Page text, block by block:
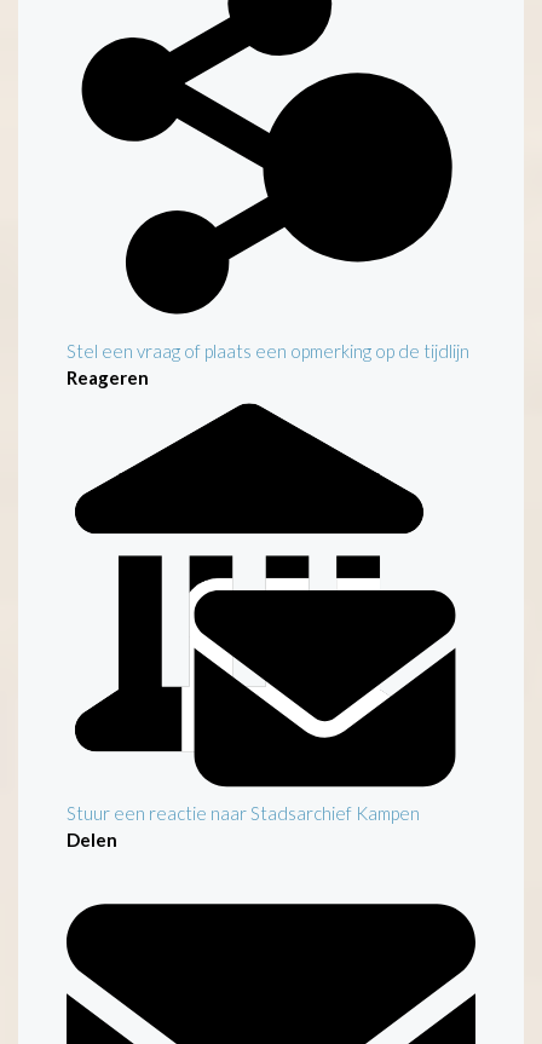
Stel een vraag of plaats een opmerking op de tijdlijn
Reageren
Stuur een reactie naar Stadsarchief Kampen
Delen